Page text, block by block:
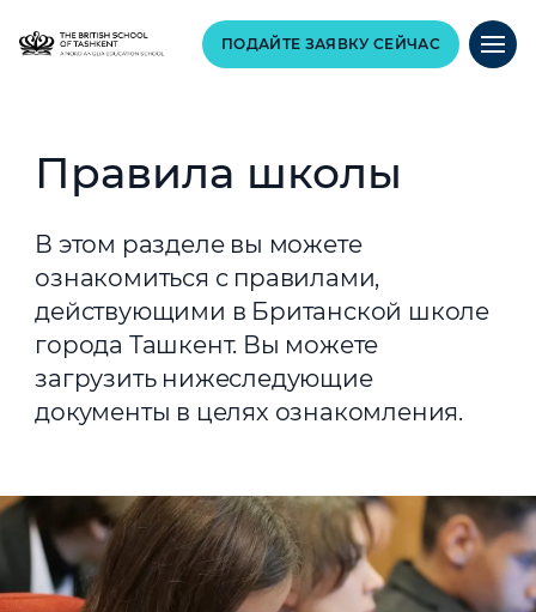
ПОДАЙТЕ ЗАЯВКУ СЕЙЧАС
Правила школы
В этом разделе вы можете
ознакомиться с правилами,
действующими в Британской школе
города Ташкент. Вы можете
загрузить нижеследующие
документы в целях ознакомления.